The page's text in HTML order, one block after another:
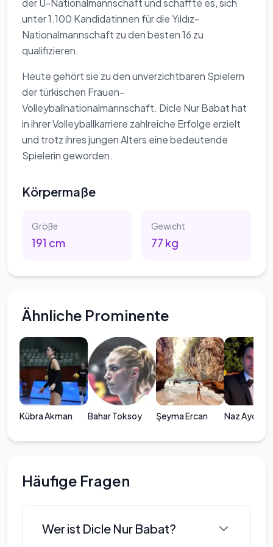
der U-Nationalmannschaft und schaffte es, sich
unter 1.100 Kandidatinnen für die Yıldız-
Nationalmannschaft zu den besten 16 zu
qualifizieren.
Heute gehört sie zu den unverzichtbaren Spielern
der türkischen Frauen-
Volleyballnationalmannschaft. Dicle Nur Babat hat
in ihrer Volleyballkarriere zahlreiche Erfolge erzielt
und trotz ihres jungen Alters eine bedeutende
Spielerin geworden.
Körpermaße
Größe
191 cm
Gewicht
77 kg
Ähnliche Prominente
Kübra Akman Bahar Toksoy Şeyma Ercan Naz
Häufige Fragen
Wer ist Dicle Nur Babat?